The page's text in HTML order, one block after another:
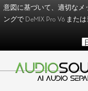
意図に基づいて、適切なメ
ングで DeMIX Pro V6または